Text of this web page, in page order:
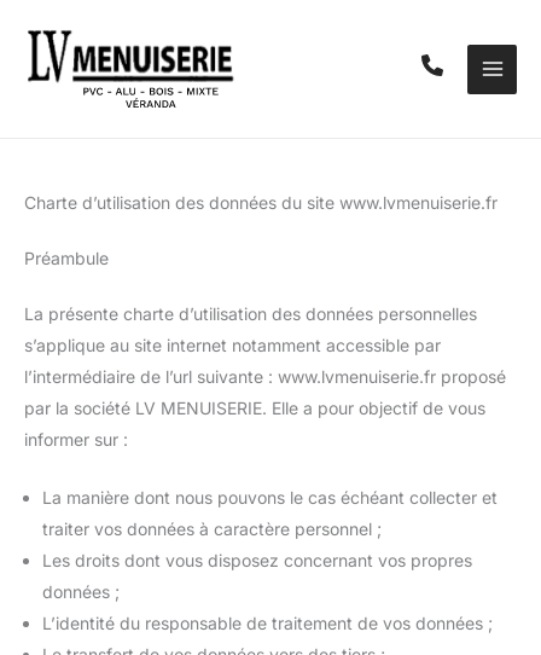
contenu
Charte d’utilisation des données du site www.lvmenuiserie.fr
Préambule
La présente charte d’utilisation des données personnelles
s’applique au site internet notamment accessible par
l’intermédiaire de l’url suivante : www.lvmenuiserie.fr proposé
par la société LV MENUISERIE. Elle a pour objectif de vous
informer sur :
La manière dont nous pouvons le cas échéant collecter et
traiter vos données à caractère personnel ;
Les droits dont vous disposez concernant vos propres
données ;
L’identité du responsable de traitement de vos données ;